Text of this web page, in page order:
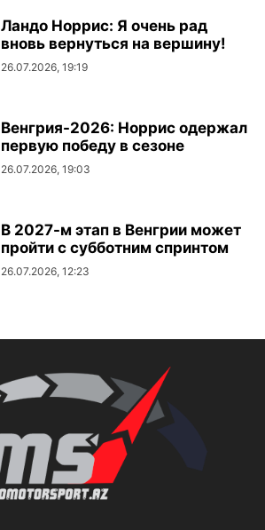
Ландо Норрис: Я очень рад
вновь вернуться на вершину!
26.07.2026, 19:19
Венгрия-2026: Норрис одержал
первую победу в сезоне
26.07.2026, 19:03
В 2027-м этап в Венгрии может
пройти с субботним спринтом
26.07.2026, 12:23